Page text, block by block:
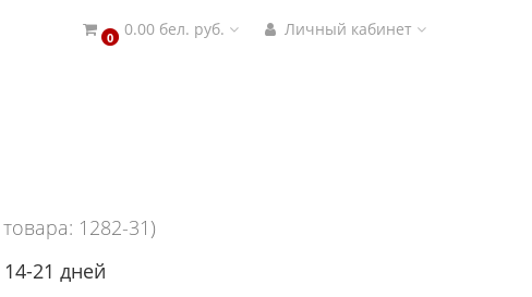
0 0.00 бел. руб. Личный кабинет
1282-31)
21 дней